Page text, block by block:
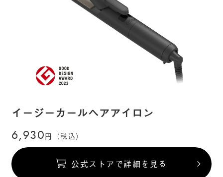
イージーカールヘアアイロン
6,930円（税込）
公式ストアで詳細を見る